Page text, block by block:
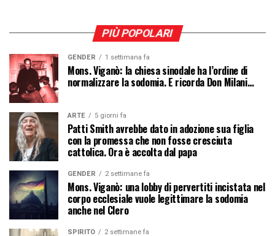
PIÙ POPOLARI
GENDER 1 settimana fa
Mons. Viganò: la chiesa sinodale ha l’ordine di
normalizzare la sodomia. E ricorda Don Milani…
ARTE 5 giorni fa
Patti Smith avrebbe dato in adozione sua figlia
con la promessa che non fosse cresciuta
cattolica. Ora è accolta dal papa
GENDER 2 settimane fa
Mons. Viganò: una lobby di pervertiti incistata nel
corpo ecclesiale vuole legittimare la sodomia
anche nel Clero
SPIRITO 2 settimane fa